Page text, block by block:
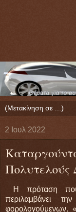
2 Ιουλ 2022
Πολυτελούς
Η πρόταση που
περιλαμβάνει
φορολογούμενων.